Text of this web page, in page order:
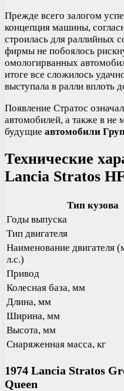
Прежде всего залогом
концепция машины,
строилась для раллийных
фирмы не побоялось
омологирванных
итоге все сложилось
выступала в ралли вплоть
Появление Стратос
автомобилей, а также в не
будущие автомобили
Технические
Lancia Stratos
Тип кузова
Годы выпуска
Тип двигателя
Наименование двигателя
л.с.)
Привод
Колесная база, мм
Длина, мм
Ширина, мм
Высота, мм
Снаряженная масса, кг
1974 Lancia Stratos
Queen